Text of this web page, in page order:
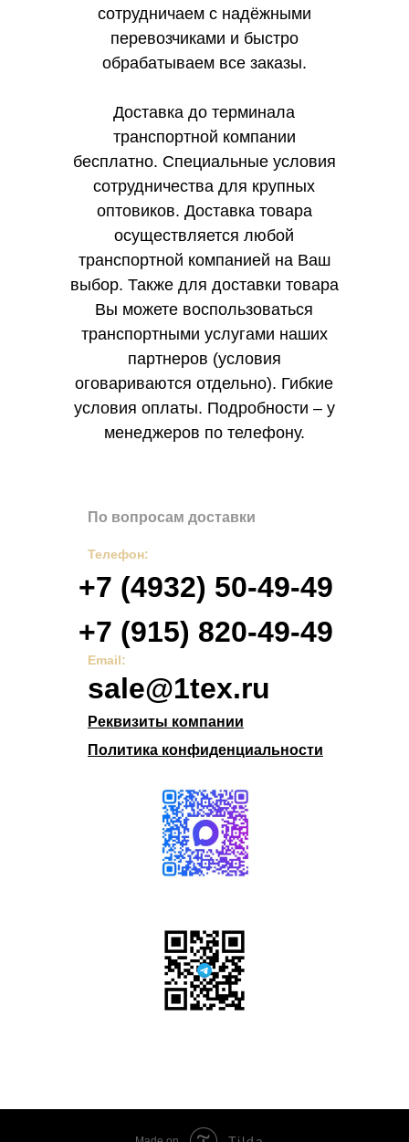
сотрудничаем с надёжными
перевозчиками и быстро
обрабатываем все заказы.
Доставка до терминала
транспортной компании
бесплатно. Специальные условия
сотрудничества для крупных
оптовиков. Доставка товара
осуществляется любой
транспортной компанией на Ваш
выбор. Также для доставки товара
Вы можете воспользоваться
транспортными услугами наших
партнеров (условия
оговариваются отдельно). Гибкие
условия оплаты. Подробности – у
менеджеров по телефону.
По вопросам доставки
Реквизиты компании
Политика конфиденциальности
Телефон:
+7 (4932) 50-49-49
Email:
sale@1tex.ru
+7 (915) 820-49-49